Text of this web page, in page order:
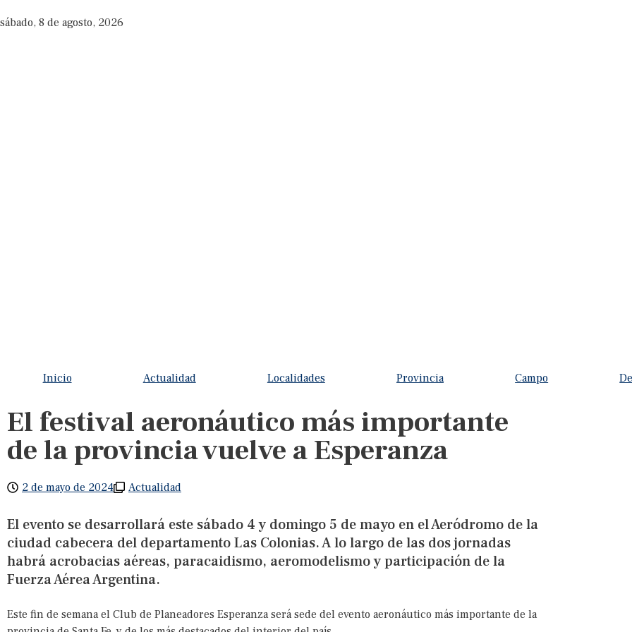
sábado, 8 de agosto, 2026
Inicio Actualidad Localidades Provincia Campo
El festival aeronáutico más importante
de la provincia vuelve a Esperanza
2 de mayo de 2024 Actualidad
El evento se desarrollará este sábado 4 y domingo 5 de mayo en el Aeródromo de la
ciudad cabecera del departamento Las Colonias. A lo largo de las dos jornadas
habrá acrobacias aéreas, paracaidismo, aeromodelismo y participación de la
Fuerza Aérea Argentina.
Este fin de semana el Club de Planeadores Esperanza será sede del evento aeronáutico más importante de la